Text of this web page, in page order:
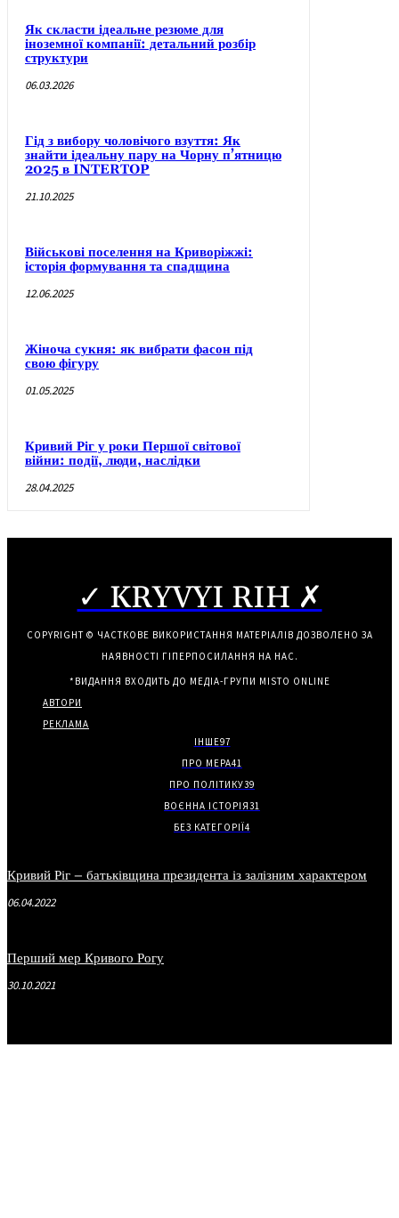
Як скласти ідеальне резюме для
іноземної компанії: детальний розбір
структури
06.03.2026
Гід з вибору чоловічого взуття: Як
знайти ідеальну пару на Чорну п’ятницю
2025 в INTERTOP
21.10.2025
Військові поселення на Криворіжжі:
історія формування та спадщина
12.06.2025
Жіноча сукня: як вибрати фасон під
свою фігуру
01.05.2025
Кривий Ріг у роки Першої світової
війни: події, люди, наслідки
28.04.2025
✓ KRYVYI RIH ✗
COPYRIGHT © ЧАСТКОВЕ ВИКОРИСТАННЯ МАТЕРІАЛІВ ДОЗВОЛЕНО ЗА
НАЯВНОСТІ ГІПЕРПОСИЛАННЯ НА НАС.
*ВИДАННЯ ВХОДИТЬ ДО МЕДІА-ГРУПИ MISTO ONLINE
АВТОРИ
РЕКЛАМА
ІНШЕ97
ПРО МЕРА41
ПРО ПОЛІТИКУ39
ВОЄННА ІСТОРІЯ31
БЕЗ КАТЕГОРІЇ4
Кривий Ріг – батьківщина президента із залізним характером
06.04.2022
Перший мер Кривого Рогу
30.10.2021